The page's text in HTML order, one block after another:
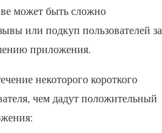
может быть сложно
или подкуп пользователей за
приложения.
некоторого короткого
чем дадут положительный